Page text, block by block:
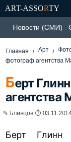
ART-ASSORTY
Новости (СМИ)
Главная Арт
фотограф агентства
Берт
агентства
✎ Блинцов ⏱
Берт